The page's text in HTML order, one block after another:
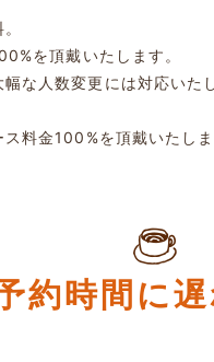
を頂戴いたします。
な人数変更には対応いた
料金100%を頂戴いたしま
約時間に